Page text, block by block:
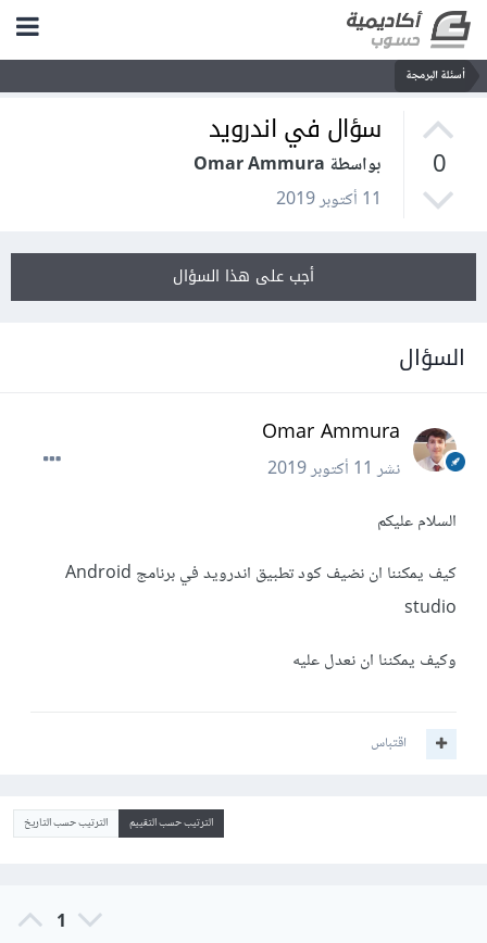
أسئلة البرمجة
0
سؤال في اندرويد
بواسطة Omar Ammura
11 أكتوبر 2019
أجب على هذا السؤال
السؤال
Omar Ammura
نشر11 أكتوبر 2019
السلام عليكم
كيف يمكننا ان نضيف كود تطبيق اندرويد في برنامج Android
studio
وكيف يمكننا ان نعدل عليه
اقتباس
الترتيب حسب التقييم الترتيب حسب التاريخ
1